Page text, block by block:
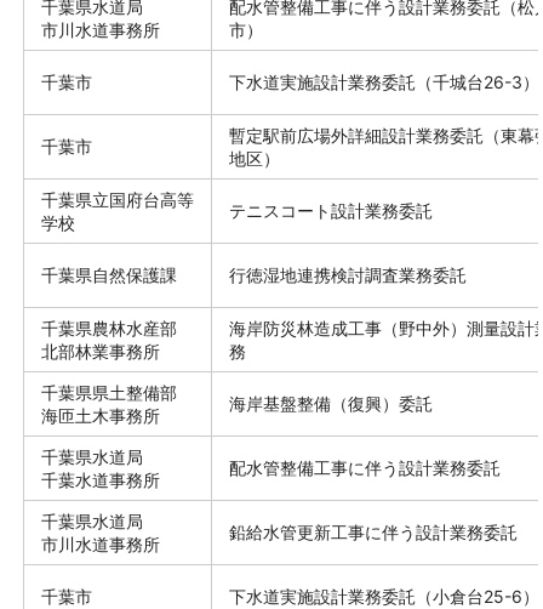
千葉県水道局
市川水道事務所
配水管整備工事に伴う設計業務委託（松
市）
千葉市 下水道実施設計業務委託（千城台26-3）
千葉市
暫定駅前広場外詳細設計業務委託（東幕
地区）
千葉県立国府台高等
学校
テニスコート設計業務委託
千葉県自然保護課 行徳湿地連携検討調査業務委託
千葉県農林水産部
北部林業事務所
海岸防災林造成工事（野中外）測量設計
務
千葉県県土整備部
海匝土木事務所
海岸基盤整備（復興）委託
千葉県水道局
千葉水道事務所
配水管整備工事に伴う設計業務委託
千葉県水道局
市川水道事務所
鉛給水管更新工事に伴う設計業務委託
千葉市 下水道実施設計業務委託（小倉台25-6）